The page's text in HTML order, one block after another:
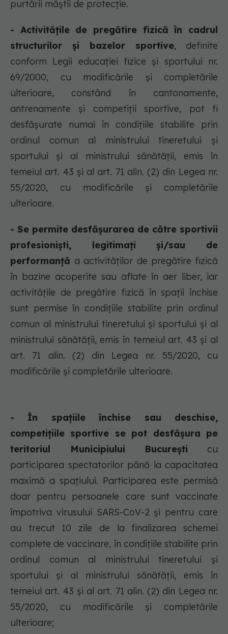
purtării măștii de protecție.
- Activitățile de pregătire fizică în cadrul
structurilor și bazelor sportive, definite
conform Legii educației fizice și sportului nr.
69/2000, cu modificările și completările
ulterioare, constând în cantonamente,
antrenamente și competiții sportive, pot fi
desfășurate numai în condițiile stabilite prin
ordinul comun al ministrului tineretului și
sportului și al ministrului sănătății, emis în
temeiul art. 43 și al art. 71 alin. (2) din Legea nr.
55/2020, cu modificările și completările
ulterioare.
- Se permite desfășurarea de către sportivii
profesioniști, legitimați și/sau de
performanță a activităților de pregătire fizică
în bazine acoperite sau aflate în aer liber, iar
activitățile de pregătire fizică în spații închise
sunt permise în condițiile stabilite prin ordinul
comun al ministrului tineretului și sportului și al
ministrului sănătății, emis în temeiul art. 43 și al
art. 71 alin. (2) din Legea nr. 55/2020, cu
modificările și completările ulterioare.
- În spațiile închise sau deschise,
competițiile sportive se pot desfășura pe
teritoriul Municipiului București cu
participarea spectatorilor până la capacitatea
maximă a spațiului. Participarea este permisă
doar pentru persoanele care sunt vaccinate
împotriva virusului SARS-CoV-2 și pentru care
au trecut 10 zile de la finalizarea schemei
complete de vaccinare, în condițiile stabilite prin
ordinul comun al ministrului tineretului și
sportului și al ministrului sănătății, emis în
temeiul art. 43 și al art. 71 alin. (2) din Legea nr.
55/2020, cu modificările și completările
ulterioare;